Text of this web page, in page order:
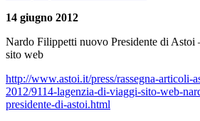
14 giugno 2012
Nardo Filippetti nuovo Presidente di
sito web
http://www.astoi.it/press/rassegna-articoli-
2012/9114-lagenzia-di-viaggi-sito-web-
presidente-di-astoi.html